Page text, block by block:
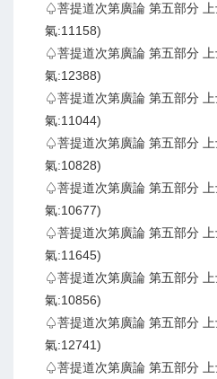
♤菩提道次第廣論 第五部分
氣:11158)
♤菩提道次第廣論 第五部分
氣:12388)
♤菩提道次第廣論 第五部分
氣:11044)
♤菩提道次第廣論 第五部分
氣:10828)
♤菩提道次第廣論 第五部分
氣:10677)
♤菩提道次第廣論 第五部分
氣:11645)
♤菩提道次第廣論 第五部分
氣:10856)
♤菩提道次第廣論 第五部分
氣:12741)
♤菩提道次第廣論 第五部分